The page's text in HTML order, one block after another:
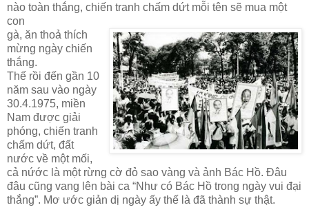
nào toàn thắng, chiến tranh chấm dứt mỗi tên sẽ mua một
con
gà, ăn thoả thích
mừng ngày chiến
thắng.
Thế rồi đến gần 10
năm sau vào ngày
30.4.1975, miền
Nam được giải
phóng, chiến tranh
chấm dứt, đất
nước về một mối,
cả nứớc là một rừng cờ đỏ sao vàng và ảnh Bác Hồ. Đâu
đâu cũng vang lên bài ca “Như có Bác Hồ trong ngày vui đại
thắng”. Mơ ước giản dị ngày ấy thế là đã thành sự thật.